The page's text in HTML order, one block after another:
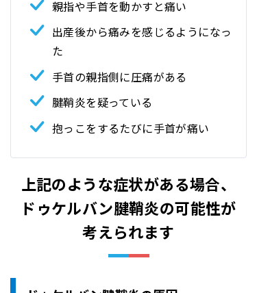
親指や手首を動かすと痛い
出産後から痛みを感じるようになっ
た
手首の親指側に圧痛がある
腱鞘炎を疑っている
抱っこをするたびに手首が痛い
上記のような症状がある場合、
ドゥケルバン腱鞘炎の可能性が
考えられます